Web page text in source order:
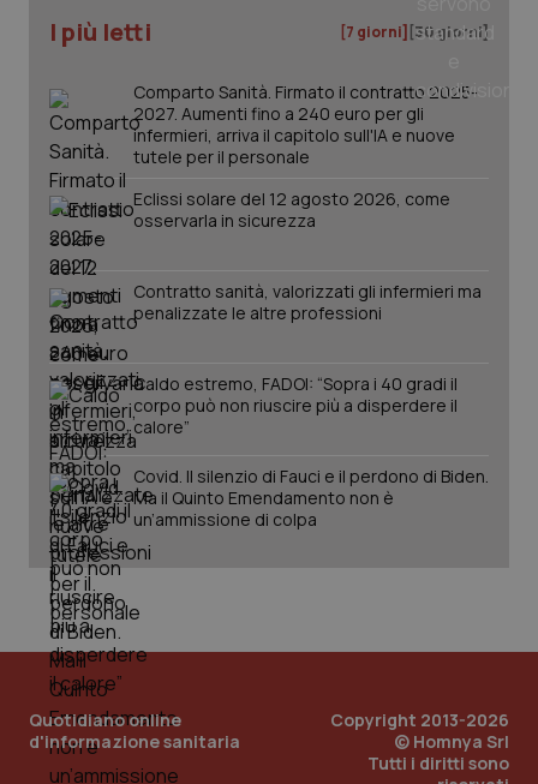
Quotidiano Chirurgia
Quotidiano Oncologia
Quotidiano Pediatria
Rene & patologie urogenitali
Salute orale & impianti
Sangue & coagulazione
Tiroide
Tumore al seno
Tumore ovarico
Tumori del Polmone & Testa Collo
Tumori gastrointestinali
Ulcera & Reflusso
Vaccini
I più letti [7 giorni] [30 giorni]
Comparto Sanità. Firmato il contratto 2025-
2027. Aumenti fino a 240 euro per gli
infermieri, arriva il capitolo sull'IA e nuove
tutele per il personale
Eclissi solare del 12 agosto 2026, come
osservarla in sicurezza
Contratto sanità, valorizzati gli infermieri ma
penalizzate le altre professioni
Caldo estremo, FADOI: “Sopra i 40 gradi il
corpo può non riuscire più a disperdere il
calore”
Covid. Il silenzio di Fauci e il perdono di Biden.
Ma il Quinto Emendamento non è
un’ammissione di colpa
Quotidiano online
d'informazione sanitaria
Copyright 2013-2026
© Homnya Srl
Tutti i diritti sono
.youtube.com
CookieScriptConsent
CookieScript
www.quotidianosanita.it
tracking-enable
2